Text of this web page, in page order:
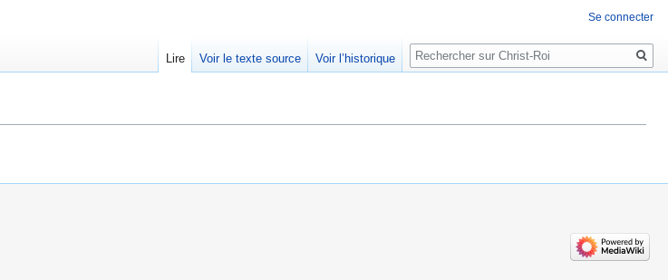
Se connecter
Lire Voir le texte source Voir l’historique
Rechercher